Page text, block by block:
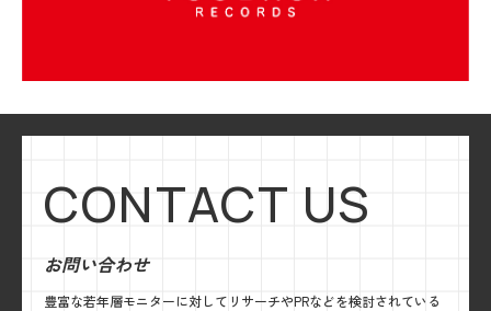
CONTACT US
お問い合わせ
豊富な若年層モニターに対してリサーチやPRなどを検討されている